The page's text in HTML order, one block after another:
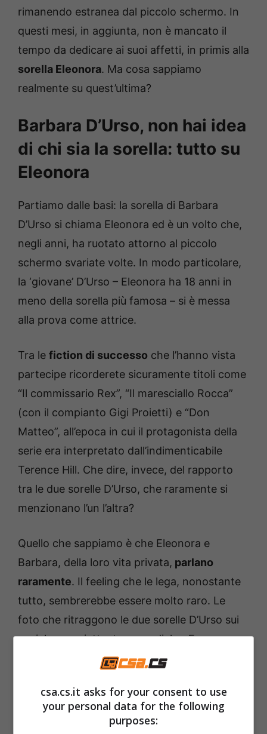
rimanendo estranea dal piccolo schermo. In
questi mesi, in aggiunta, non è mancato il
tempo da dedicare ai suoi affetti, in primis alla
sorella Eleonora. Ma cosa sappiamo
realmente su quest’ultima?
Barbara D’Urso, non hai idea
di chi sia la sorella: tutto su
Eleonora
Partiamo dalle basi: la sorella di Barbara
D’Urso si chiama Eleonora ed è un volto che,
negli anni, ha ruotato attorno al piccolo
schermo svariate volte. In modo particolare,
la ‘giovane’ D’Urso – Eleonora ha 18 anni in
meno della sorella più famosa – si è messa
alla prova come attrice.
Tra le fiction di successo che l’hanno vista
partecipe ricorderete sicuramente titoli come
“Il commissario Rex”, “Il maresciallo Rocca”
(con il compianto Gigi Proietti) e “Don
Matteo”, all’epoca in cui il protagonista della
serie era interpretato dall’indimenticabile
Terence Hill. Che dire, invece, del rapporto
tra le due sorelle D’Urso, che raramente si
menzionano l’un l’altra?
Quello che sappiamo è che Eleonora e
Barbara, della loro vita privata, parlano
raramente. Il feeling che le lega, nonostante
tutto, sembrerebbe essere molto raro. Le
foto che ritraggono le due sorelle D’Urso sui
social sono piuttosto sporadiche. Eppure,
quando compaiono, la presentatrice ex volto
pieno di likes e commenti.
csa.cs.it asks for your consent to use
your personal data for the following
purposes: